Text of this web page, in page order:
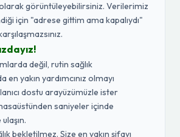
görüntüleyebilirsiniz. Verilerimiz
için "adrese gittim ama kapalıydı"
değil, rutin sağlık
en yakın yardımcınız olmayı
dostu arayüzümüzle ister
saniyeler içinde
bekletilmez. Size en yakın şifayı